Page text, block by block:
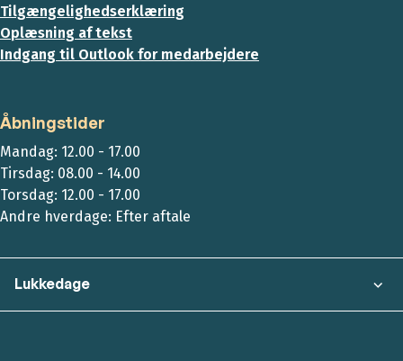
Tilgængelighedserklæring
Oplæsning af tekst
Indgang til Outlook for medarbejdere
Åbningstider
Mandag: 12.00 - 17.00
Tirsdag: 08.00 - 14.00
Torsdag: 12.00 - 17.00
Andre hverdage: Efter aftale
Lukkedage